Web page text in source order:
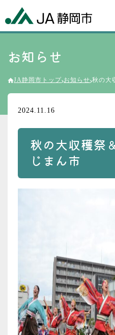
お知らせ
JA静岡市トップ お知らせ 秋の大
2024.11.16
秋の大収穫祭
じまん市